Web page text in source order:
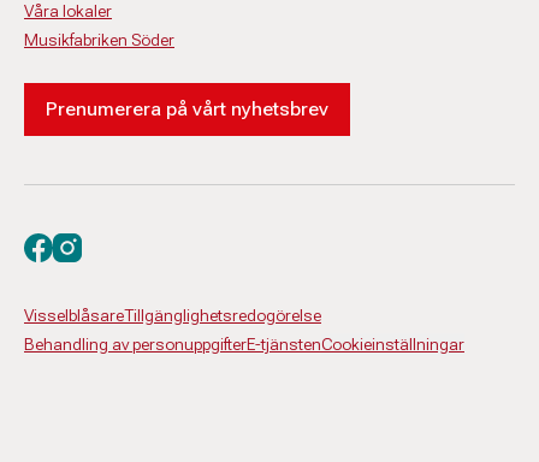
Våra lokaler
Musikfabriken Söder
Prenumerera på vårt nyhetsbrev
VisselblåsareTillgänglighetsredogörelse
Behandling av personuppgifterE-tjänstenCookieinställningar
Besök oss på facebook
Besök oss på instagram